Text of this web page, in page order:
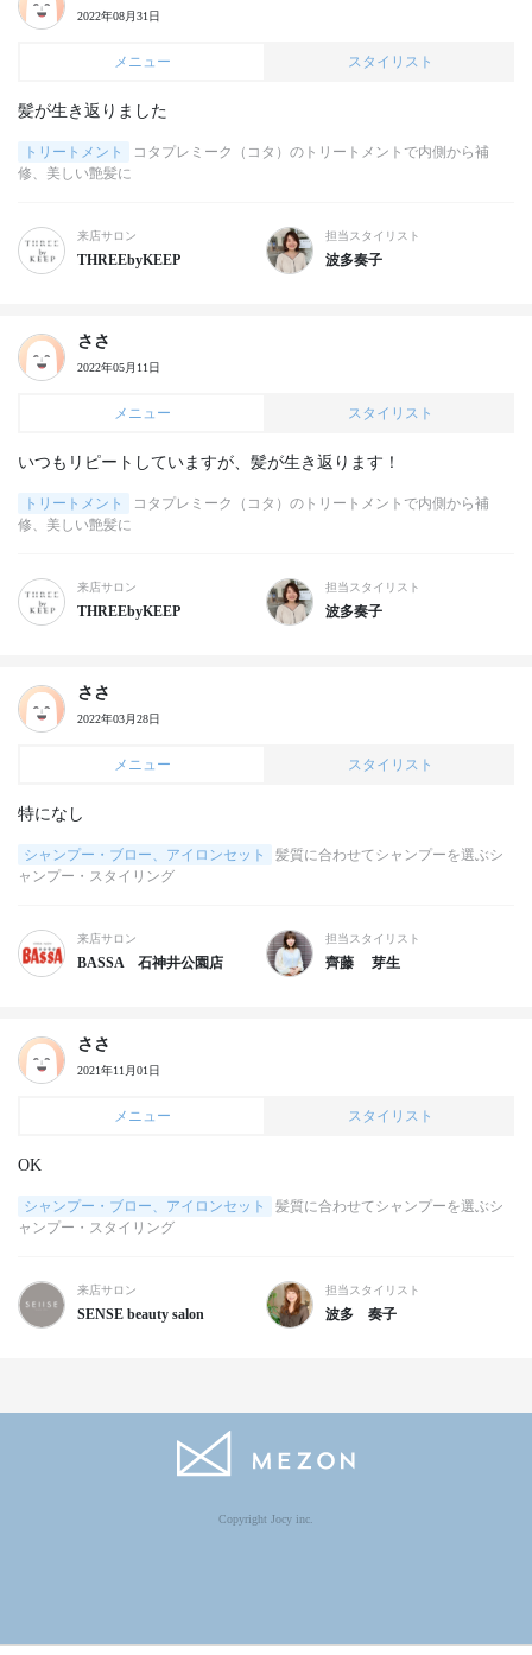
2022年08月31日
メニュー スタイリスト
髪が生き返りました
トリートメント
コタプレミーク（コタ）のトリートメントで内側から補
修、美しい艶髪に
来店サロン
THREEbyKEEP
担当スタイリスト
波多奏子
ささ
2022年05月11日
メニュー スタイリスト
いつもリピートしていますが、髪が生き返ります！
トリートメント
コタプレミーク（コタ）のトリートメントで内側から補
修、美しい艶髪に
来店サロン
THREEbyKEEP
担当スタイリスト
波多奏子
ささ
2022年03月28日
メニュー スタイリスト
特になし
シャンプー・ブロー、アイロンセット
髪質に合わせてシャンプーを選ぶシ
ャンプー・スタイリング
来店サロン
BASSA 石神井公園店
担当スタイリスト
齊藤 芽生
ささ
2021年11月01日
メニュー スタイリスト
OK
シャンプー・ブロー、アイロンセット
髪質に合わせてシャンプーを選ぶシ
ャンプー・スタイリング
来店サロン
SENSE beauty salon
担当スタイリスト
波多 奏子
Copyright Jocy inc.